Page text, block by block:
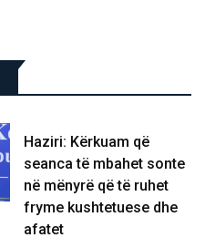
Haziri: Kërkuam që
seanca të mbahet sonte
në mënyrë që të ruhet
fryme kushtetuese dhe
afatet